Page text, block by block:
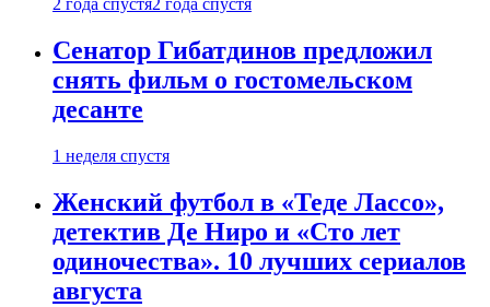
2 года спустя2 года спустя
Сенатор Гибатдинов предложил
снять фильм о гостомельском
десанте
1 неделя спустя
Женский футбол в «Теде Лассо»,
детектив Де Ниро и «Сто лет
одиночества». 10 лучших сериалов
августа